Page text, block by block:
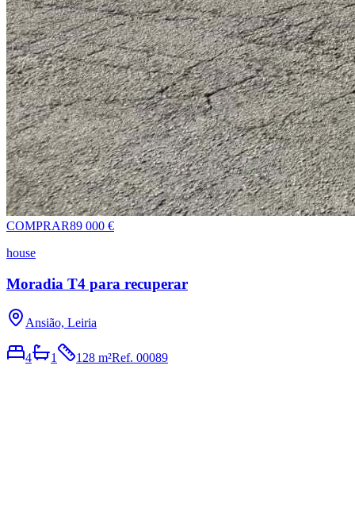
COMPRAR89 000 €
house
Moradia T4 para recuperar
Ansião, Leiria
4 1 128 m²Ref. 00089